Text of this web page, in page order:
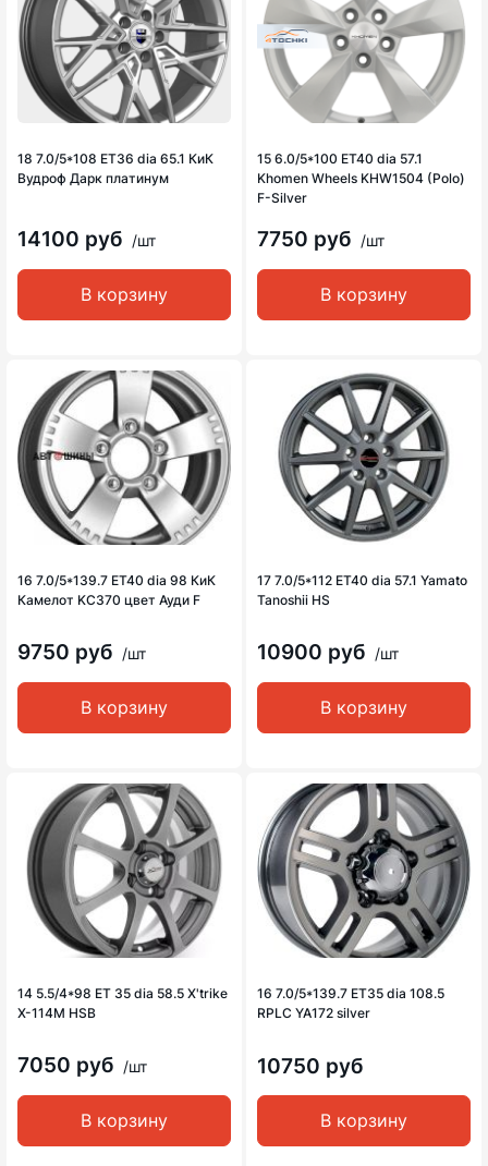
18 7.0/5*108 ET36 dia 65.1 КиК
Вудроф Дарк платинум
14100 руб /шт
В корзину
15 6.0/5*100 ET40 dia 57.1
Khomen Wheels KHW1504 (Polo)
F-Silver
7750 руб /шт
В корзину
16 7.0/5*139.7 ET40 dia 98 КиК
Камелот KC370 цвет Ауди F
9750 руб /шт
В корзину
17 7.0/5*112 ET40 dia 57.1 Yamato
Tanoshii HS
10900 руб /шт
В корзину
14 5.5/4*98 ET 35 dia 58.5 X'trike
X-114M HSB
7050 руб /шт
В корзину
16 7.0/5*139.7 ET35 dia 108.5
RPLC YA172 silver
10750 руб
В корзину